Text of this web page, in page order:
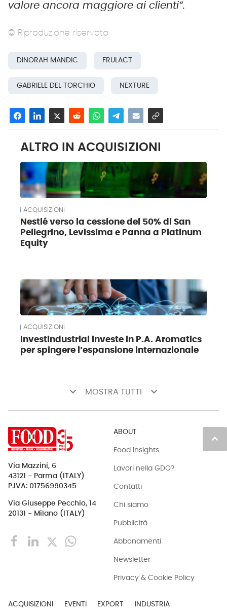
valore ancora maggiore ai clienti”.
© Riproduzione riservata
DINORAH MANDIC FRULACT
GABRIELE DEL TORCHIO NEXTURE
ALTRO IN ACQUISIZIONI
ACQUISIZIONI
Nestlé verso la cessione del 50% di San
Pellegrino, Levissima e Panna a Platinum
Equity
ACQUISIZIONI
Investindustrial investe in P.A. Aromatics
per spingere l’espansione internazionale
keyboard_arrow_down MOSTRA TUTTI keyboard_arrow_down
keyboard_arrow_up
Via Mazzini, 6
43121 - Parma (ITALY)
P.IVA: 01756990345
Via Giuseppe Pecchio, 14
20131 - Milano (ITALY)
ABOUT
Food Insights
Lavori nella GDO?
Contatti
Chi siamo
Pubblicità
Abbonamenti
Newsletter
Privacy & Cookie Policy
ACQUISIZIONI EVENTI EXPORT INDUSTRIA